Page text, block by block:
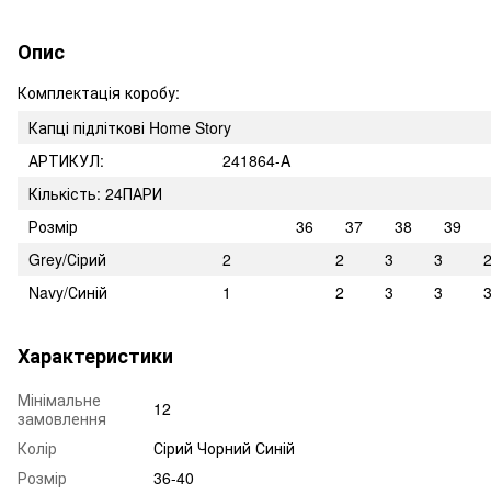
Опис
Комплектація коробу:
Капці підліткові Home Story
АРТИКУЛ:
241864-A
Кількість: 24ПАРИ
Розмір
36 37 38
39
Grey/Сірий
2 2 3 3
2
Navy/Синій
1 2 3 3 3
Характеристики
Мінімальне
замовлення
12
Колір
Сірий Чорний Синій
Розмір
36-40